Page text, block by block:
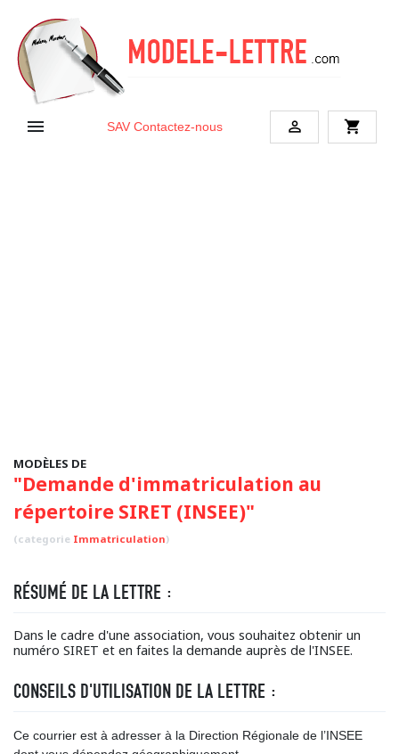
 SAV Contactez-nous  shopping_cart
MODÈLES DE
"Demande d'immatriculation au
répertoire SIRET (INSEE)"
(categorie Immatriculation)
RÉSUMÉ DE LA LETTRE :
Dans le cadre d'une association, vous souhaitez obtenir un
numéro SIRET et en faites la demande auprès de l'INSEE.
CONSEILS D'UTILISATION DE LA LETTRE :
Ce courrier est à adresser à la Direction Régionale de l’INSEE